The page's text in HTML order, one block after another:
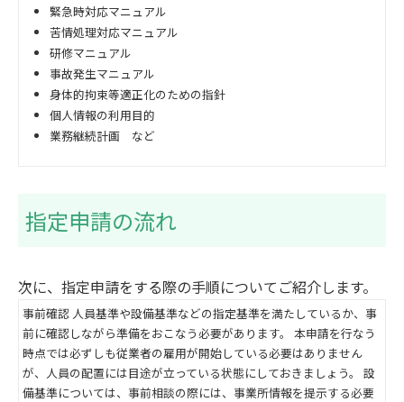
緊急時対応マニュアル
苦情処理対応マニュアル
研修マニュアル
事故発生マニュアル
身体的拘束等適正化のための指針
個人情報の利用目的
業務継続計画 など
指定申請の流れ
次に、指定申請をする際の手順についてご紹介します。
事前確認 人員基準や設備基準などの指定基準を満たしているか、事
前に確認しながら準備をおこなう必要があります。 本申請を行なう
時点では必ずしも従業者の雇用が開始している必要はありません
が、人員の配置には目途が立っている状態にしておきましょう。 設
備基準については、事前相談の際には、事業所情報を提示する必要